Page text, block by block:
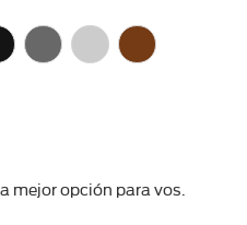
mejor opción para vos.